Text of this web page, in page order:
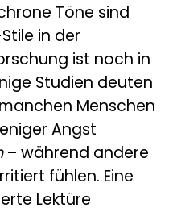
Töne sind
in der
ist noch in
Studien deuten
Menschen
Angst
– während andere
fühlen. Eine
Lektüre